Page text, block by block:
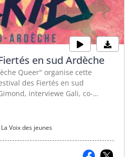
en sud Ardèche
Queer" organise cette
des Fiertés en sud
interviewe Gali, co-
!
La Voix des jeunes